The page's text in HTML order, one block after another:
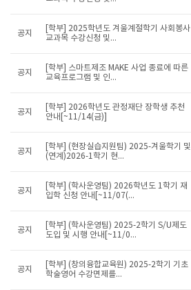
공지
[학부] 2025학년도 겨울계절학기 사회봉사
교과목 수강신청 및...
공지
[학부] 스마트제조 MAKE 사업 종료에 따른
교육프로그램 및 인...
공지
[학부] 2026학년도 관정재단 장학생 추천
안내[~11/14(금)]
공지
[학부] (현장실습지원팀) 2025-겨울학기 및
(연계)2026-1학기 현...
공지
[학부] (학사운영팀) 2026학년도 1학기 재
입학 신청 안내[~11/07(...
공지
[학부] (학사운영팀) 2025-2학기 S/U제도
도입 및 시행 안내[~11/0...
공지
[학부] (창의융합교육원) 2025-2학기 기초
학술영어 수강면제를...